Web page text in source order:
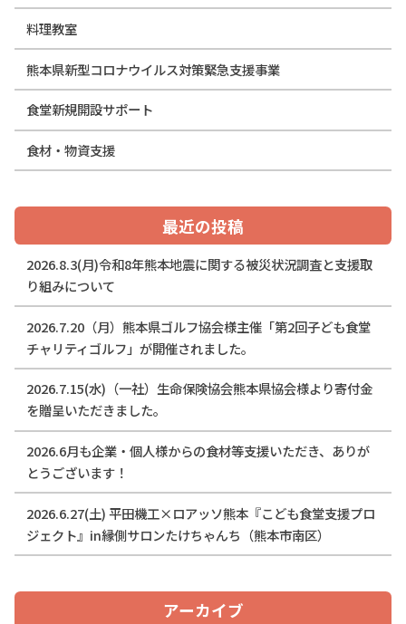
料理教室
熊本県新型コロナウイルス対策緊急支援事業
食堂新規開設サポート
食材・物資支援
最近の投稿
2026.8.3(月)令和8年熊本地震に関する被災状況調査と支援取
り組みについて
2026.7.20（月）熊本県ゴルフ協会様主催「第2回子ども食堂
チャリティゴルフ」が開催されました。
2026.7.15(水)（一社）生命保険協会熊本県協会様より寄付金
を贈呈いただきました。
2026.6月も企業・個人様からの食材等支援いただき、ありが
とうございます！
2026.6.27(土) 平田機工×ロアッソ熊本『こども食堂支援プロ
ジェクト』in縁側サロンたけちゃんち（熊本市南区）
アーカイブ